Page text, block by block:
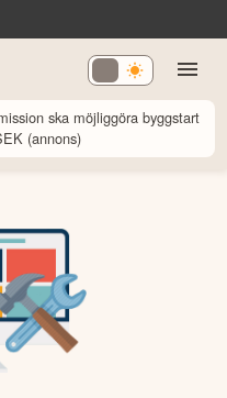
ska möjliggöra byggstart
(annons)